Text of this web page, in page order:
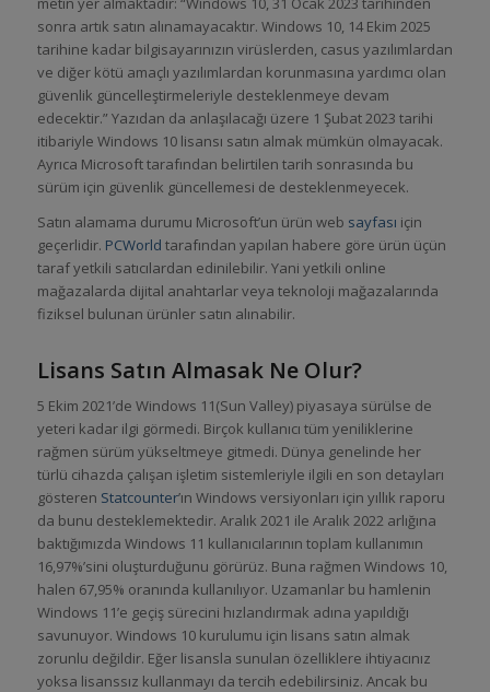
sonra artık satın alınamayacaktır. Windows 10, 14 Ekim 2025
tarihine kadar bilgisayarınızın virüslerden, casus yazılımlardan
ve diğer kötü amaçlı yazılımlardan korunmasına yardımcı olan
güvenlik güncelleştirmeleriyle desteklenmeye devam
edecektir.” Yazıdan da anlaşılacağı üzere 1 Şubat 2023 tarihi
itibariyle Windows 10 lisansı satın almak mümkün olmayacak.
Ayrıca Microsoft tarafından belirtilen tarih sonrasında bu
sürüm için güvenlik güncellemesi de desteklenmeyecek.
Satın alamama durumu Microsoft’un ürün web sayfası için
geçerlidir. PCWorld tarafından yapılan habere göre ürün üçün
taraf yetkili satıcılardan edinilebilir. Yani yetkili online
mağazalarda dijital anahtarlar veya teknoloji mağazalarında
fiziksel bulunan ürünler satın alınabilir.
Lisans Satın Almasak Ne Olur?
5 Ekim 2021’de Windows 11(Sun Valley) piyasaya sürülse de
yeteri kadar ilgi görmedi. Birçok kullanıcı tüm yeniliklerine
rağmen sürüm yükseltmeye gitmedi. Dünya genelinde her
türlü cihazda çalışan işletim sistemleriyle ilgili en son detayları
gösteren Statcounter’ın Windows versiyonları için yıllık raporu
da bunu desteklemektedir. Aralık 2021 ile Aralık 2022 arlığına
baktığımızda Windows 11 kullanıcılarının toplam kullanımın
16,97%’sini oluşturduğunu görürüz. Buna rağmen Windows 10,
halen 67,95% oranında kullanılıyor. Uzamanlar bu hamlenin
Windows 11’e geçiş sürecini hızlandırmak adına yapıldığı
savunuyor. Windows 10 kurulumu için lisans satın almak
zorunlu değildir. Eğer lisansla sunulan özelliklere ihtiyacınız
yoksa lisanssız kullanmayı da tercih edebilirsiniz. Ancak bu